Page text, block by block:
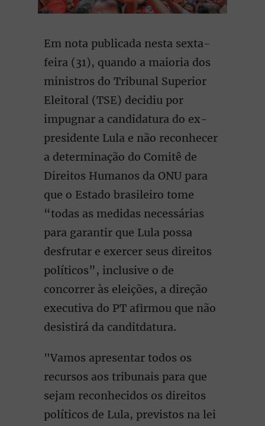
Em nota publicada nesta sexta-
feira (31), quando a maioria dos
ministros do Tribunal Superior
Eleitoral (TSE) decidiu por
impugnar a candidatura do ex-
presidente Lula e não reconhecer
a determinação do Comitê de
Direitos Humanos da ONU para
que o Estado brasileiro tome
“todas as medidas necessárias
para garantir que Lula possa
desfrutar e exercer seus direitos
políticos”, inclusive o de
concorrer às eleições, a direção
executiva do PT afirmou que não
desistirá da canditdatura.
"Vamos apresentar todos os
recursos aos tribunais para que
sejam reconhecidos os direitos
políticos de Lula, previstos na lei